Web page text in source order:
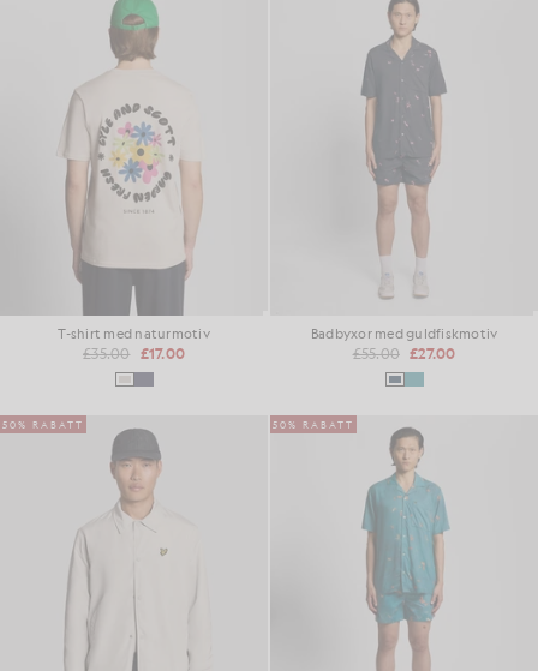
T-shirt med naturmotiv
£35.00 £17.00
Badbyxor med guldfiskmotiv
£55.00 £27.00
50% RABATT 50% RABATT